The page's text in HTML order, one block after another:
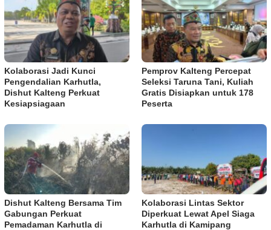
Kolaborasi Jadi Kunci
Pengendalian Karhutla,
Dishut Kalteng Perkuat
Kesiapsiagaan
Pemprov Kalteng Percepat
Seleksi Taruna Tani, Kuliah
Gratis Disiapkan untuk 178
Peserta
Dishut Kalteng Bersama Tim
Gabungan Perkuat
Pemadaman Karhutla di
Kolaborasi Lintas Sektor
Diperkuat Lewat Apel Siaga
Karhutla di Kamipang